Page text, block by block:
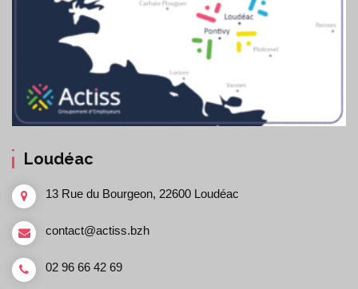
Loudéac
13 Rue du Bourgeon, 22600 Loudéac
contact@actiss.bzh
02 96 66 42 69